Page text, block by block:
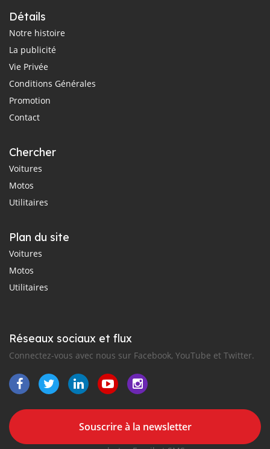
Détails
Notre histoire
La publicité
Vie Privée
Conditions Générales
Promotion
Contact
Chercher
Voitures
Motos
Utilitaires
Plan du site
Voitures
Motos
Utilitaires
Réseaux sociaux et flux
Connectez-vous avec nous sur Facebook, YouTube et Twitter.
Souscrire à la newsletter